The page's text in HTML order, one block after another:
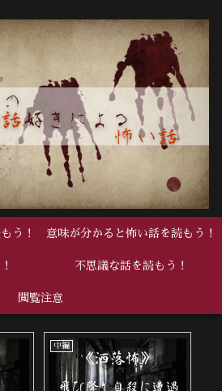
う！ 意味が分かると怖い話を読もう！
不思議な話を読もう！
閲覧注意
中編